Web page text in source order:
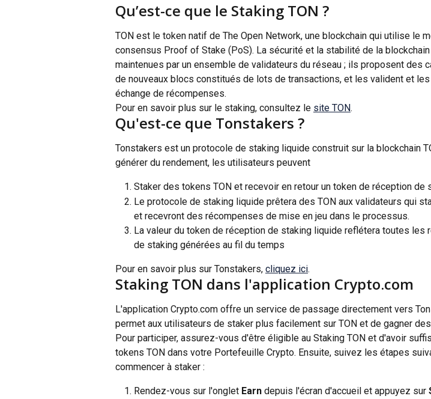
Qu’est-ce que le Staking TON ?
TON est le token natif de The Open Network, une blockchain qui utilise le
consensus Proof of Stake (PoS). La sécurité et la stabilité de la
maintenues par un ensemble de validateurs du réseau ; ils proposent des
de nouveaux blocs constitués de lots de transactions, et les valident et
échange de récompenses.
Pour en savoir plus sur le staking, consultez le site TON.
Qu'est-ce que Tonstakers ?
Tonstakers est un protocole de staking liquide construit sur la blockchain
générer du rendement, les utilisateurs peuvent
Staker des tokens TON et recevoir en retour un token de réception de
Le protocole de staking liquide prêtera des TON aux validateurs qui
et recevront des récompenses de mise en jeu dans le processus.
La valeur du token de réception de staking liquide reflétera toutes les
de staking générées au fil du temps
Pour en savoir plus sur Tonstakers, cliquez ici.
Staking TON dans l'application Crypto.com
L'application Crypto.com offre un service de passage directement vers
permet aux utilisateurs de staker plus facilement sur TON et de gagner
Pour participer, assurez-vous d'être éligible au Staking TON et d'avoir
tokens TON dans votre Portefeuille Crypto. Ensuite, suivez les étapes
commencer à staker :
Rendez-vous sur l'onglet Earn depuis l'écran d'accueil et appuyez sur